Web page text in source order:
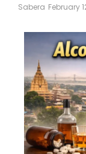
Sabera February